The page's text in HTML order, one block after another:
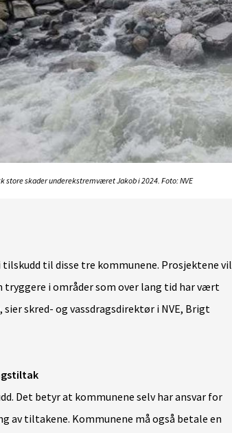
skader underekstremværet Jakob i 2024. Foto: NVE
tilskudd til disse tre kommunene. Prosjektene vil
i områder som over lang tid har vært
skred- og vassdragsdirektør i NVE, Brigt
Det betyr at kommunene selv har ansvar for
av tiltakene. Kommunene må også betale en